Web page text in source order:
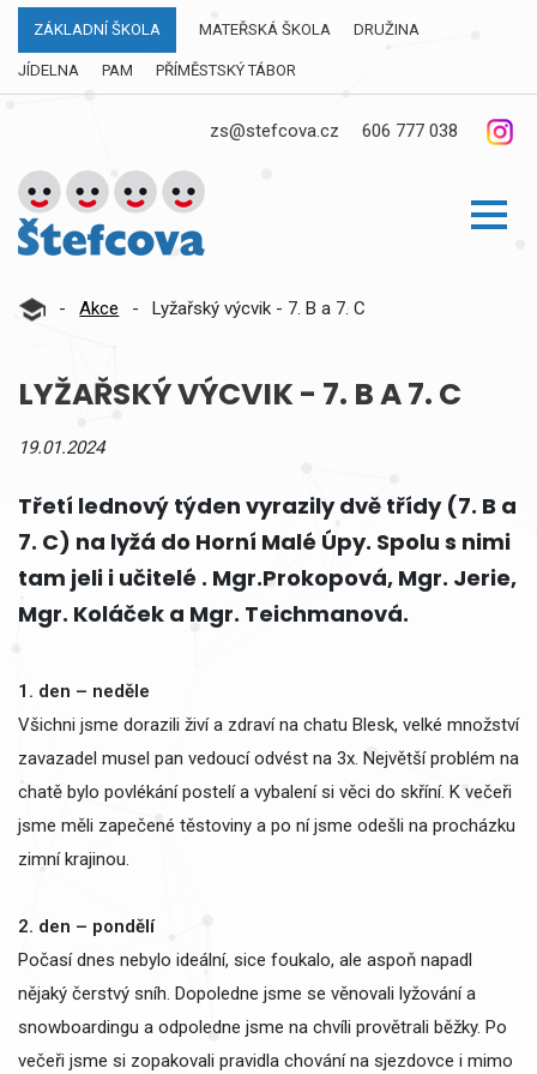
ZÁKLADNÍ ŠKOLA MATEŘSKÁ ŠKOLA DRUŽINA
JÍDELNA PAM PŘÍMĚSTSKÝ TÁBOR
zs@stefcova.cz 606 777 038
- Akce - Lyžařský výcvik - 7. B a 7. C
LYŽAŘSKÝ VÝCVIK - 7. B A 7. C
19.01.2024
Třetí lednový týden vyrazily dvě třídy (7. B a
7. C) na lyžá do Horní Malé Úpy. Spolu s nimi
tam jeli i učitelé . Mgr.Prokopová, Mgr. Jerie,
Mgr. Koláček a Mgr. Teichmanová.
1. den – neděle
Všichni jsme dorazili živí a zdraví na chatu Blesk, velké množství
zavazadel musel pan vedoucí odvést na 3x. Největší problém na
chatě bylo povlékání postelí a vybalení si věci do skříní. K večeři
jsme měli zapečené těstoviny a po ní jsme odešli na procházku
zimní krajinou.
2. den – pondělí
Počasí dnes nebylo ideální, sice foukalo, ale aspoň napadl
nějaký čerstvý sníh. Dopoledne jsme se věnovali lyžování a
snowboardingu a odpoledne jsme na chvíli provětrali běžky. Po
večeři jsme si zopakovali pravidla chování na sjezdovce i mimo